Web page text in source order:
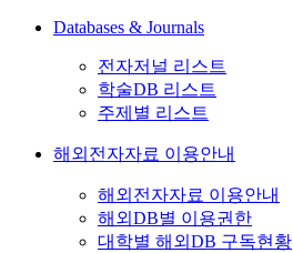
Databases & Journals
전자저널 리스트
학술DB 리스트
주제별 리스트
해외전자자료 이용안내
해외전자자료 이용안내
해외DB별 이용권한
대학별 해외DB 구독현황